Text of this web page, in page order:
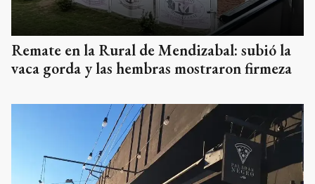
Remate en la Rural de Mendizabal: subió la
vaca gorda y las hembras mostraron firmeza